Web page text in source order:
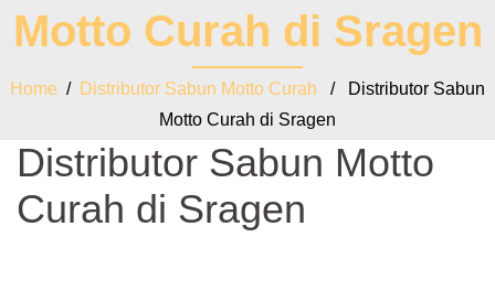
Motto Curah di Sragen
Home / Distributor Sabun Motto Curah / Distributor Sabun
Motto Curah di Sragen
Distributor Sabun Motto
Curah di Sragen